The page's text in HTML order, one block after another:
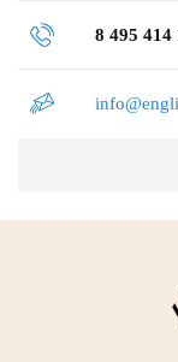
8 495 414